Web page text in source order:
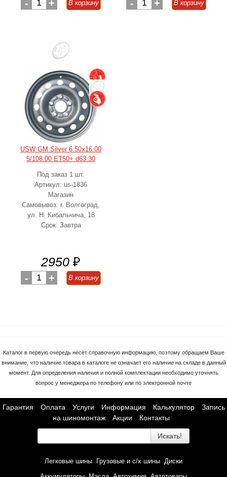
- 1 + В корзину - 1 + В корзину
USW GM Silver 6.50x16.00
5/108.00 ET50+ d63.30
Под заказ 1 шт.
Артикул: us-1836
Магазин
Самовывоз: г. Волгоград,
ул. Н. Кибальчича, 18
Срок: Завтра
2950 ₽
- 1 + В корзину
Каталог в первую очередь несёт справочную информацию, поэтому обращаем Ваше
внимание, что наличие товара в каталоге не означает его наличие на складе в данный
момент. Для определения наличия и полной комплектации необходимо уточнять
вопрос у менеджера по телефону или по электронной почте
Гарантия Оплата Услуги Информация Калькулятор
Запись
на шиномонтаж
Акции Контакты
Искать!
Легковые шины Грузовые и с/х шины Диски